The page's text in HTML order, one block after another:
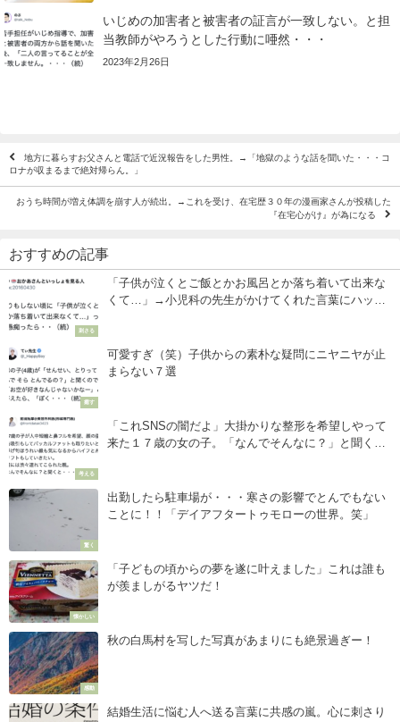
いじめの加害者と被害者の証言が一致しない。と担
当教師がやろうとした行動に唖然・・・
2023年2月26日
地方に暮らすお父さんと電話で近況報告をした男性。→「地獄のような話を聞いた・・・コ
ロナが収まるまで絶対帰らん。」
おうち時間が増え体調を崩す人が続出。→これを受け、在宅歴３０年の漫画家さんが投稿した
『在宅心がけ』が為になる
おすすめの記事
刺さる
「子供が泣くとご飯とかお風呂とか落ち着いて出来な
くて…」→小児科の先生がかけてくれた言葉にハッと
癒す
可愛すぎ（笑）子供からの素朴な疑問にニヤニヤが止
まらない７選
考える
「これSNSの闇だよ」大掛かりな整形を希望しやって
来た１７歳の女の子。「なんでそんなに？」と聞く
驚く
出勤したら駐車場が・・・寒さの影響でとんでもない
ことに！！「デイアフタートゥモローの世界。笑」
懐かしい
「子どもの頃からの夢を遂に叶えました」これは誰も
が羨ましがるヤツだ！
感動
秋の白馬村を写した写真があまりにも絶景過ぎー！
結婚生活に悩む人へ送る言葉に共感の嵐。心に刺さり